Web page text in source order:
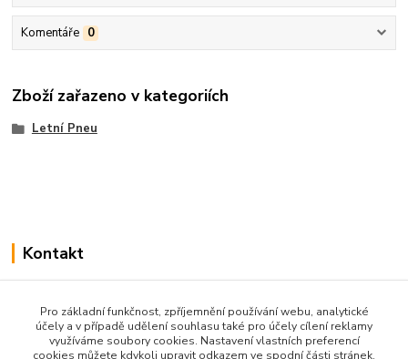
Komentáře 0
Zboží zařazeno v kategoriích
Letní Pneu
Kontakt
www.Pneulevnejsi.cz
Pro základní funkčnost, zpříjemnění používání webu, analytické
účely a v případě udělení souhlasu také pro účely cílení reklamy
využíváme soubory cookies. Nastavení vlastních preferencí
cookies můžete kdykoli upravit odkazem ve spodní části stránek.